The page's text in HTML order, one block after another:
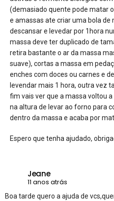
(demasiado quente pode matar
e amassas ate criar uma bola de
descansar e levedar por 1hora
massa deve ter duplicado de
retira bastante o ar da massa
suave), cortas a massa em
enches com doces ou carnes e
levendar mais 1 hora, outra vez
fim vais ver que a massa voltou
na altura de levar ao forno para
dentro da massa e acaba por
Espero que tenha ajudado,
Jeane
11 anos atrás
Boa tarde quero a ajuda de